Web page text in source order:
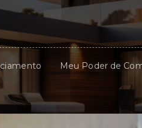
Meu Poder de